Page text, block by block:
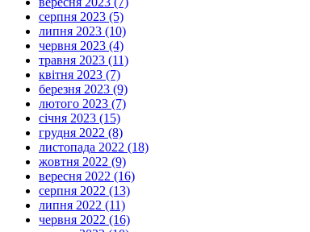
серпня 2023 (5)
липня 2023 (10)
червня 2023 (4)
травня 2023 (11)
квітня 2023 (7)
березня 2023 (9)
лютого 2023 (7)
січня 2023 (15)
грудня 2022 (8)
листопада 2022 (18)
жовтня 2022 (9)
вересня 2022 (16)
серпня 2022 (13)
липня 2022 (11)
червня 2022 (16)